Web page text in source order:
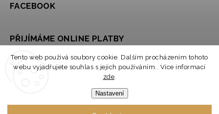
Tento web používá soubory cookie. Dalším procházením tohoto
webu vyjadřujete souhlas s jejich používáním.. Více informací
zde.
Nastavení
FACEBOOK
PŘIJÍMÁME ONLINE PLATBY